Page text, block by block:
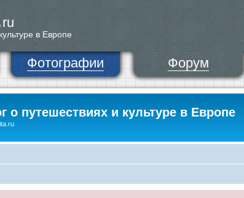
ru
в Европе
Фотографии Форум
о путешествиях и культуре в Европе